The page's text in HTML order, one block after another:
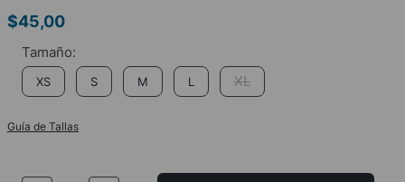
$45,00
XS S M L XL
Guía de Tallas